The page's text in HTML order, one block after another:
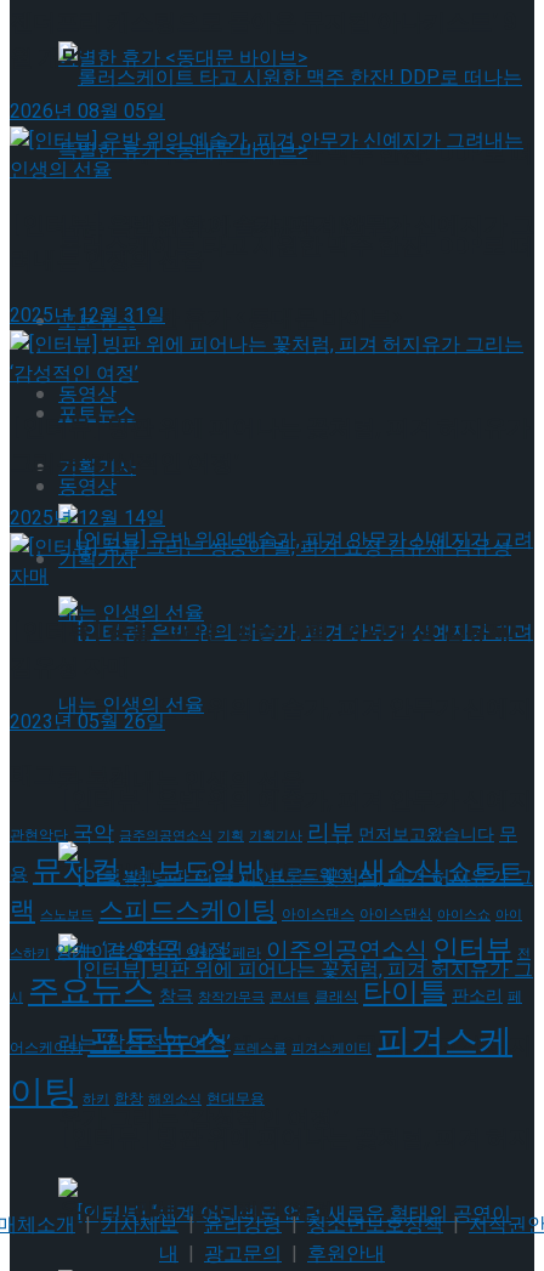
롤러스케이트 타고 시원한 맥주 한잔! DDP로 떠
포토뉴스
동영상
기획기사
[인터뷰] 은반 위의 예술가, 피겨 안무가 신예지
[인터뷰] 빙판 위에 피어나는 꽃처럼, 피겨 허지
유가 그리는 ‘감성적인 여정’
나는 특별한 휴가 <동대문 바이브>
포토뉴스
동영상
기획기사
가 그려내는 인생의 선율
유가 그리는 ‘감성적인 여정’
월 개막
2026년 08월 05일
2025년 12월 31일
[인터뷰] 빙판 위에 피어나는 꽃처럼, 피겨 허지유가
그리는 ‘감성적인 여정’
2025년 12월 14일
[인터뷰] 꿈을 그리는 쌍둥이 별, 피겨 요정 김유재-
2023년 05월 26일
관현악단 국악 금주의공연소식 기획 기획기사 리뷰 먼저보고왔습니다 무
용 뮤지컬 발레 보도일반브로드웨이새소식쇼트트
랙 스노보드 스피드스케이팅 아이스댄스 아이스댄싱 아이스쇼 아이
스하키 앙케이트연극 영화 오페라 이주의공연소식 인터뷰 전
시 주요뉴스 창극 창작가무극 콘서트 클래식 타이틀 판소리 페
어스케이팅 포토뉴스 프레스콜 피겨스케이티 피겨스케
이팅 하키 합창 해외소식 현대무용
체소개|기사제보|윤리강령|청소년보호정책|저작권
내 | 광고문의 | 후원안내